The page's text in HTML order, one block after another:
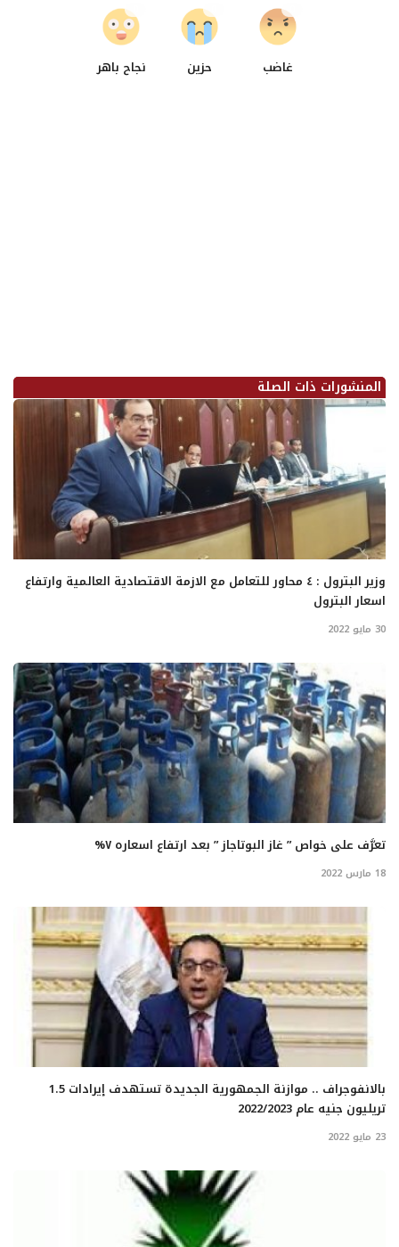
غاضب
0
حزين نجاح باهر
المنشورات ذات الصلة
وزير البترول : ٤ محاور للتعامل مع الازمة الاقتصادية العالمية وارتفاع
اسعار البترول
30 مايو 2022
تعرَّف على خواص ” غاز البوتاجاز ” بعد ارتفاع اسعاره ٧%
18 مارس 2022
بالانفوجراف .. موازنة الجمهورية الجديدة تستهدف إيرادات 1.5
تريليون جنيه عام 2022/2023
23 مايو 2022